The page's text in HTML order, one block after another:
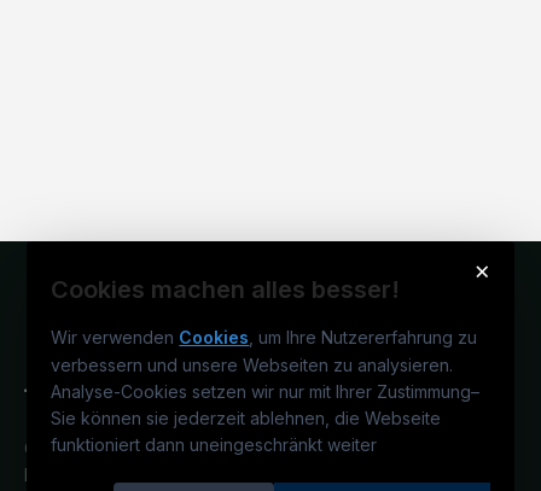
×
Cookies machen alles besser!
Wir verwenden Cookies , um Ihre Nutzererfahrung zu
verbessern und unsere Webseiten zu analysieren.
Analyse-Cookies setzen wir nur mit Ihrer Zustimmung–
Sie können sie jederzeit ablehnen, die Webseite
funktioniert dann uneingeschränkt weiter
Österreichs technisches Karriereportal.
Ein Service der candidatis GmbH.